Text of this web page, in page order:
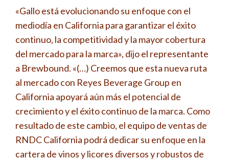
«Gallo está evolucionando su enfoque con el
mediodía en California para garantizar el éxito
continuo, la competitividad y la mayor cobertura
del mercado para la marca», dijo el representante
a Brewbound. «(…) Creemos que esta nueva ruta
al mercado con Reyes Beverage Group en
California apoyará aún más el potencial de
crecimiento y el éxito continuo de la marca. Como
resultado de este cambio, el equipo de ventas de
RNDC California podrá dedicar su enfoque en la
cartera de vinos y licores diversos y robustos de